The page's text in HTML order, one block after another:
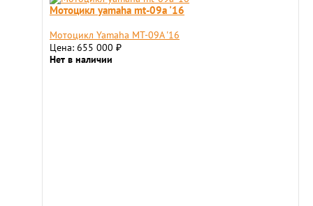
Мотоцикл yamaha mt-09a '16
Мотоцикл Yamaha MT-09A '16
Цена: 655 000 ₽
Нет в наличии